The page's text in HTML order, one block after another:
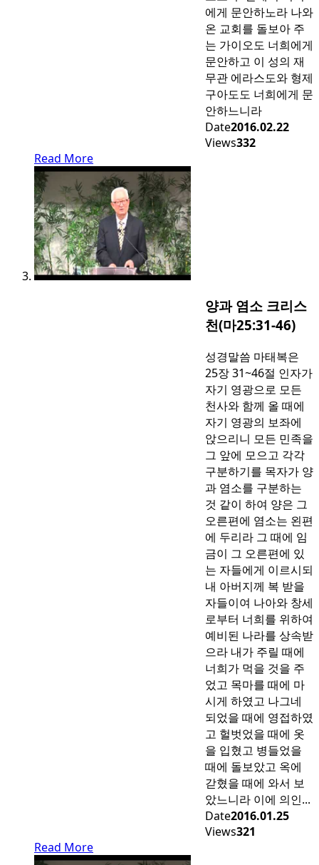
에게 문안하노라 나와
온 교회를 돌보아 주
는 가이오도 너희에게
문안하고 이 성의 재
무관 에라스도와 형제
구아도도 너희에게 문
안하느니라
Date2016.02.22
Views332
Read More
양과 염소 크리스
천(마25:31-46)
성경말씀 마태복은
25장 31~46절 인자가
자기 영광으로 모든
천사와 함께 올 때에
자기 영광의 보좌에
앉으리니 모든 민족을
그 앞에 모으고 각각
구분하기를 목자가 양
과 염소를 구분하는
것 같이 하여 양은 그
오른편에 염소는 왼편
에 두리라 그 때에 임
금이 그 오른편에 있
는 자들에게 이르시되
내 아버지께 복 받을
자들이여 나아와 창세
로부터 너희를 위하여
예비된 나라를 상속받
으라 내가 주릴 때에
너희가 먹을 것을 주
었고 목마를 때에 마
시게 하였고 나그네
되었을 때에 영접하였
고 헐벗었을 때에 옷
을 입혔고 병들었을
때에 돌보았고 옥에
갇혔을 때에 와서 보
았느니라 이에 의인...
Date2016.01.25
Views321
Read More